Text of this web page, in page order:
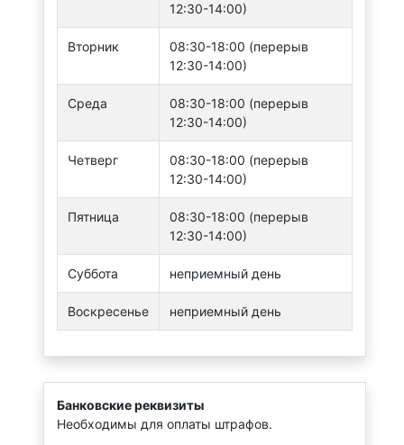
12:30-14:00)
Вторник
08:30-18:00 (перерыв
12:30-14:00)
Среда
08:30-18:00 (перерыв
12:30-14:00)
Четверг
08:30-18:00 (перерыв
12:30-14:00)
Пятница
08:30-18:00 (перерыв
12:30-14:00)
Суббота неприемный день
Воскресенье неприемный день
Банковские реквизиты
Необходимы для оплаты штрафов.